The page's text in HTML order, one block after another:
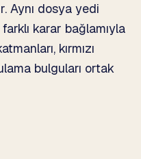
Aynı dosya yedi
farklı karar bağlamıyla
kırmızı
bulguları ortak